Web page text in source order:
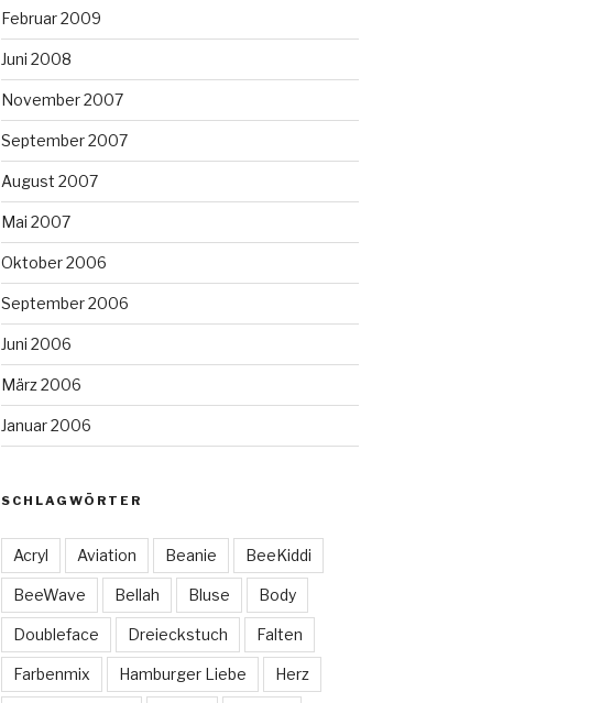
Februar 2009
Juni 2008
November 2007
September 2007
August 2007
Mai 2007
Oktober 2006
September 2006
Juni 2006
März 2006
Januar 2006
SCHLAGWÖRTER
Acryl Aviation Beanie BeeKiddi
BeeWave Bellah Bluse Body
Doubleface Dreieckstuch Falten
Farbenmix Hamburger Liebe Herz